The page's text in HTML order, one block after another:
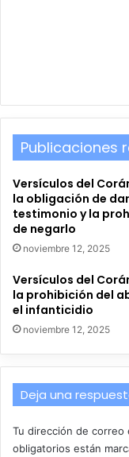
Publicaciones
Versículos del
la obligación de dar
testimonio y la
de negarlo
noviembre 12, 2025
Versículos del
la prohibición del
el infanticidio
noviembre 12, 2025
Deja una
Tu dirección de correo
obligatorios están